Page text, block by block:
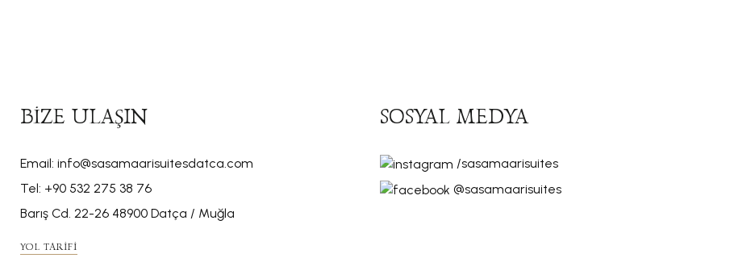
BİZE ULAŞIN
Email: info@sasamaarisuitesdatca.com
Tel: +90 532 275 38 76
Barış Cd. 22-26 48900 Datça / Muğla
YOL TARİFİ
SOSYAL MEDYA
/sasamaarisuites
@sasamaarisuites